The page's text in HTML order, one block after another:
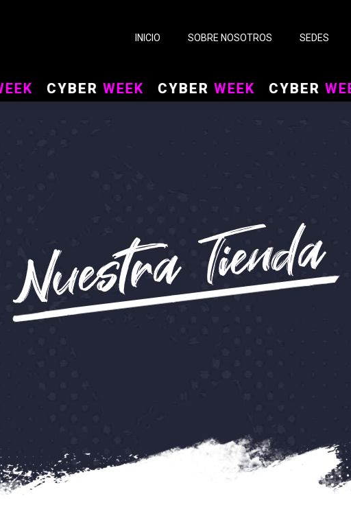
INICIO SOBRE NOSOTROS SEDES
CYBERWEEK CYBERWEEK CYBERWEEK
Nuestra Tienda